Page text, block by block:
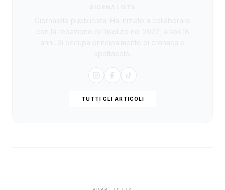
TUTTI GLI ARTICOLI